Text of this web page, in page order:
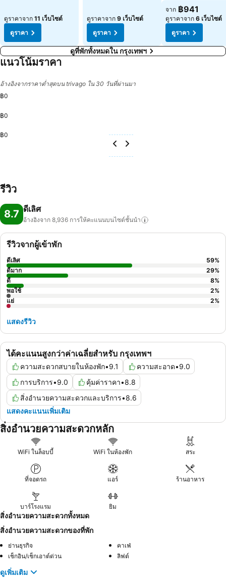
ดูราคาจาก 11 เว็บไซต์
ดูราคา
ดูราคาจาก 9 เว็บไซต์
ดูราคา
จาก ฿941
ดูราคาจาก 6 เว็บไซต์
ดูราคา
ดูที่พักทั้งหมดใน กรุงเทพฯ
แนวโน้มราคา
อ้างอิงจากราคาต่ำสุดบน trivago ใน 30 วันที่ผ่านมา
฿0
฿0
฿0
รีวิว
8.7 ดีเลิศ
อ้างอิงจาก 8,936 การให้คะแนนบนไซต์ชั้นนำ
ได้คะแนนสูงกว่าค่าเฉลี่ยสำหรับ กรุงเทพฯ
ความสะดวกสบายในห้องพัก•9.1 ความสะอาด•9.0
การบริการ•9.0 คุ้มค่าราคา•8.8
สิ่งอำนวยความสะดวกและบริการ•8.6
แสดงคะแนนเพิ่มเติม
รีวิวจากผู้เข้าพัก
ดีเลิศ 59%
ดีมาก
29%
ดี
8%
พอใช้
2%
แย่
2%
แสดงรีวิว
สิ่งอำนวยความสะดวกหลัก
WiFi ในล็อบบี้ WiFi ในห้องพัก สระ
ที่จอดรถ แอร์ ร้านอาหาร
บาร์โรงแรม ยิม
สิ่งอำนวยความสะดวกทั้งหมด
สิ่งอำนวยความสะดวกของที่พัก
ย่านธุรกิจ
คาเฟ่
เช็กอิน/เช็กเอาต์ด่วน
ลิฟต์
ดูเพิ่มเติม